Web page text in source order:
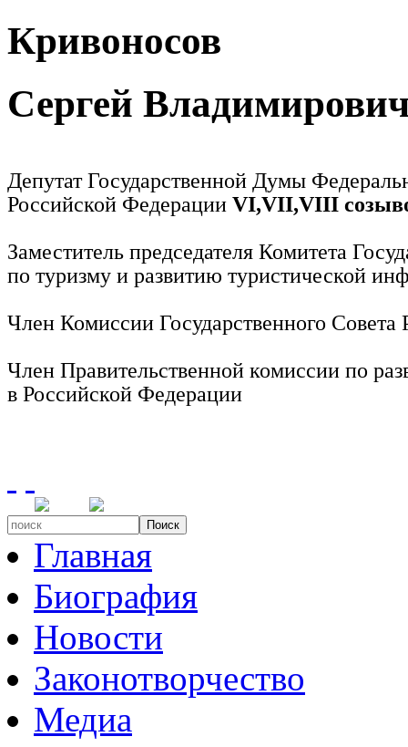
Кривоносов
Сергей
Депутат Государственной Думы
Российской Федерации VI,VII,VIII
Заместитель председателя Комитета
по туризму и развитию туристической
Член Комиссии Государственного
Член Правительственной комиссии по
в Российской Федерации
Поиск
Главная
Биография
Новости
Законотворчество
Медиа